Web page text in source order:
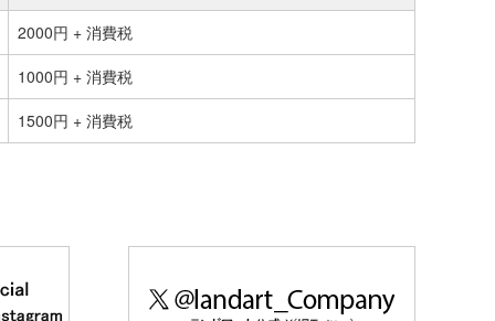
2000円 + 消費税
1000円 + 消費税
1500円 + 消費税